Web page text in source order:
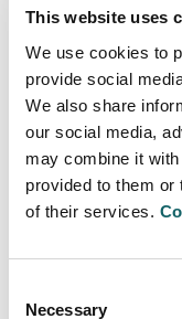
This website uses
We use cookies to
provide social
We also share
our social media,
may combine it
provided to them or
of their services.
Selection
Necessary
OÑATI
ESTUDIANTES